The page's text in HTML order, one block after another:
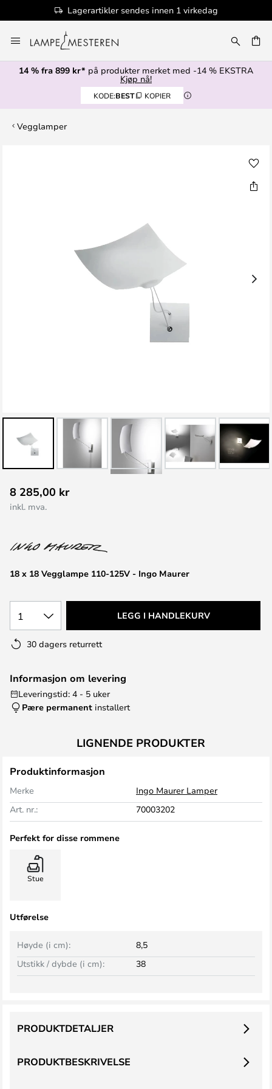
Lagerartikler sendes innen 1 virkedag
til
innhold
14 % fra 899 kr* på produkter merket med -14 % EKSTRA
Kjøp nå!
KODE:BEST KOPIER
Vegglamper
til
begynnelsen
bildegalleri
18 x 18 Vegglampe 110-125V - Ingo Maurer
8 285,00 kr
inkl. mva.
1 LEGG I HANDLEKURV
30 dagers returrett
Informasjon om levering
Leveringstid: 4 - 5 uker
Pære permanent installert
LIGNENDE PRODUKTER
Produktinformasjon
Merke
Ingo Maurer Lamper
Art. nr.:
70003202
Perfekt for disse rommene
Stue
Utførelse
Høyde (i cm):
8,5
Utstikk / dybde (i cm):
38
PRODUKTBESKRIVELSE
PRODUKTDETALJER